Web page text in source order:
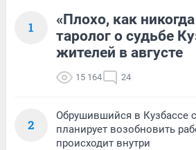
1
«Плохо, как
таролог о судьбе
жителей в августе
15 164 24
2
Обрушившийся в Кузбассе
планирует возобновить
происходит внутри